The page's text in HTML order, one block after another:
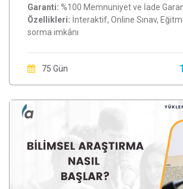
Garanti: %100 Memnuniyet ve İade
Özellikleri: İnteraktif, Online Sınav,
sorma imkânı
75 Gün